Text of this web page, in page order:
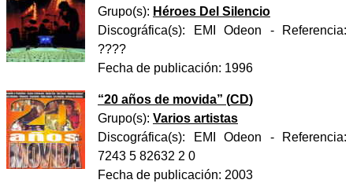
Grupo(s): Héroes Del Silencio
Discográfica(s):
EMI Odeon - Referencia:
????
Fecha de publicación: 1996
“20 años de movida” (CD)
Grupo(s): Varios artistas
Discográfica(s):
EMI Odeon - Referencia:
7243 5 82632 2 0
Fecha de publicación: 2003